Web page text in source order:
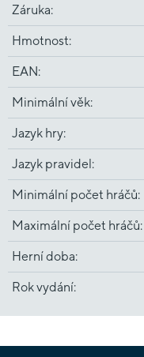
Záruka:
Hmotnost:
EAN:
Minimální věk:
Jazyk hry:
Jazyk pravidel:
Minimální počet hráčů:
Maximální počet hráčů:
Herní doba:
Rok vydání: